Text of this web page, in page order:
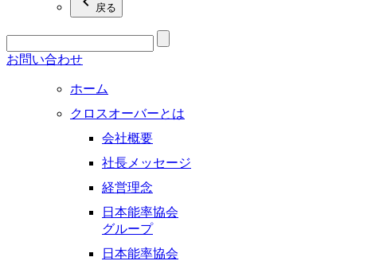
戻る
お問い合わせ
ホーム
クロスオーバーとは
会社概要
社長メッセージ
経営理念
日本能率協会
グループ
日本能率協会